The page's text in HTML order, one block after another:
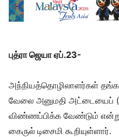
புத்ரா ஜெயா ஏப்.23-
அந்நியத்தொழிலாளர்கள்
வேலை அனுமதி அட்டையைப்
விண்ணப்பிக்க வேண்டும் என்று
கைருல் டிசைமி கூறியுள்ளார்.